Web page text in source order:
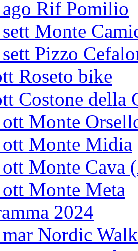
Rif Pomilio
Monte
Pizzo
Roseto bike
Costone della
ott Monte
ott Monte Midia
Monte Cava
Monte Meta
2024
Nordic